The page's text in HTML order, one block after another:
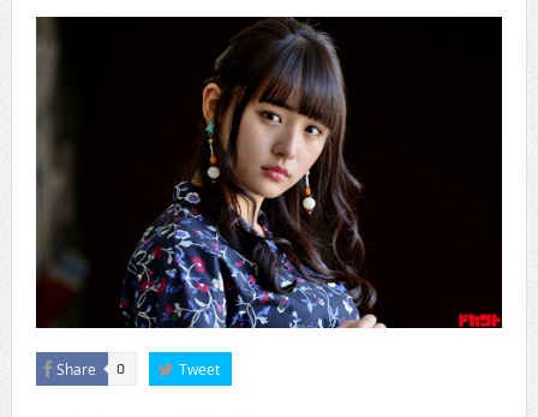
CINEMA×STYLE 285号
CINEMA×STYLE 294号
Share 0 Tweet